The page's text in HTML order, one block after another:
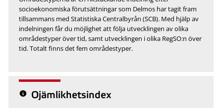
socioekonomiska förutsättningar som Delmos har tagit fram
tillsammans med Statistiska Centralbyrån (SCB). Med hjälp av
indelningen får du möjlighet att följa utvecklingen av olika
områdestyper över tid, samt utvecklingen i olika RegSO:n över
tid. Totalt finns det fem områdestyper.
Ojämlikhetsindex